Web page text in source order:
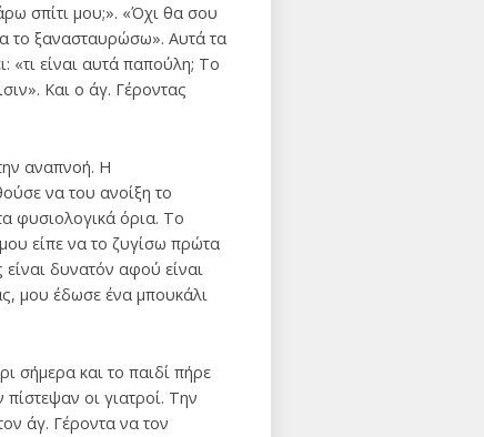
σπίτι μου;». «Όχι θα σου
το ξανασταυρώσω». Αυτά τα
«τι είναι αυτά παπούλη; Το
Και ο άγ. Γέροντας
αναπνοή. Η
να του ανοίξη το
φυσιολογικά όρια. Το
είπε να το ζυγίσω πρώτα
δυνατόν αφού είναι
μου έδωσε ένα μπουκάλι
σήμερα και το παιδί πήρε
οι γιατροί. Την
άγ. Γέροντα να τον